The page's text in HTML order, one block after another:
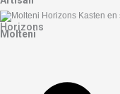
Horizons
Molteni